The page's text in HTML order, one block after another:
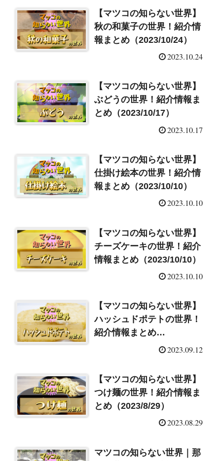
【マツコの知らない世界】
秋の和菓子の世界！紹介情
報まとめ（2023/10/24）
2023.10.24
【マツコの知らない世界】
ぶどうの世界！紹介情報ま
とめ（2023/10/17）
2023.10.17
【マツコの知らない世界】
仕掛け絵本の世界！紹介情
報まとめ（2023/10/10）
2023.10.10
【マツコの知らない世界】
チーズケーキの世界！紹介
情報まとめ（2023/10/10）
2023.10.10
【マツコの知らない世界】
ハッシュドポテトの世界！
紹介情報まとめ
2023.09.12
【マツコの知らない世界】
つけ麺の世界！紹介情報ま
とめ（2023/8/29）
2023.08.29
マツコの知らない世界｜那